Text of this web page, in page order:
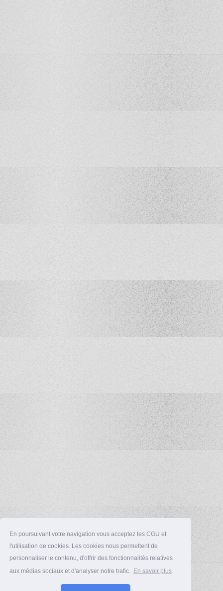
En poursuivant votre navigation vous acceptez les CGU et
l'utilisation de cookies. Les cookies nous permettent de
personnaliser le contenu, d'offrir des fonctionnalités relatives
aux médias sociaux et d'analyser notre trafic. En savoir plus